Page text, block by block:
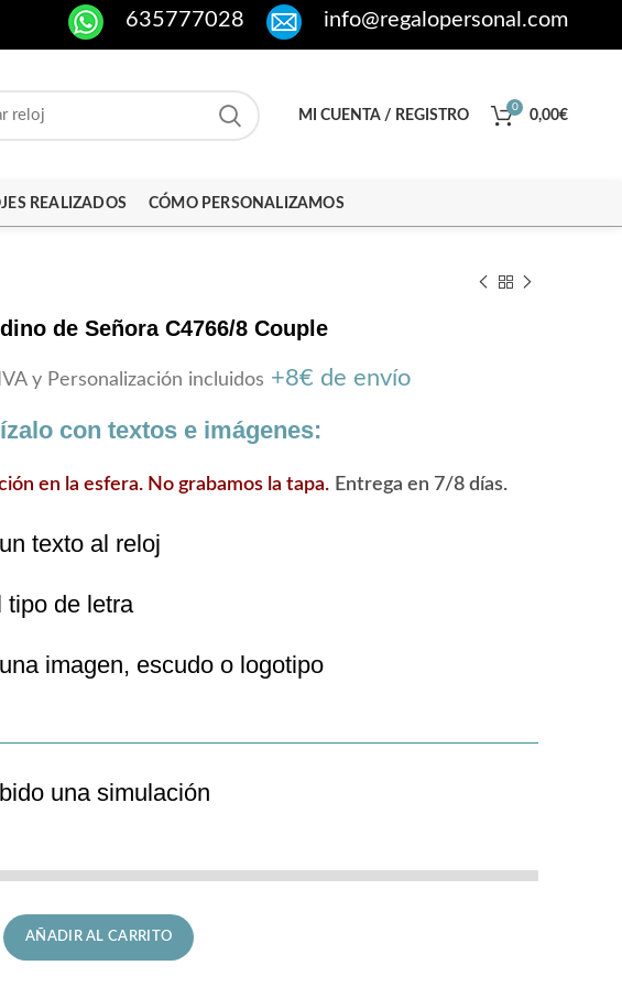
635777028 info@regalopersonal.com
MI CUENTA / REGISTRO
0
0,00€
REALIZADOS CÓMO PERSONALIZAMOS
de Señora C4766/8 Couple
IVA y Personalización incluidos +8€ de envío
con textos e imágenes:
en la esfera. No grabamos la tapa. Entrega en 7/8 días.
texto al reloj
tipo de letra
imagen, escudo o logotipo
una simulación
Señora C4766/8 Couple cantidad
AÑADIR AL CARRITO